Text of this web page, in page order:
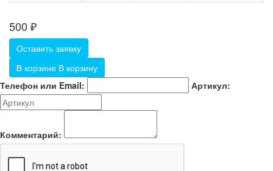
500 ₽
Оставить заявку
В корзине В корзину
Телефон или Email:
Артикул:
Комментарий: